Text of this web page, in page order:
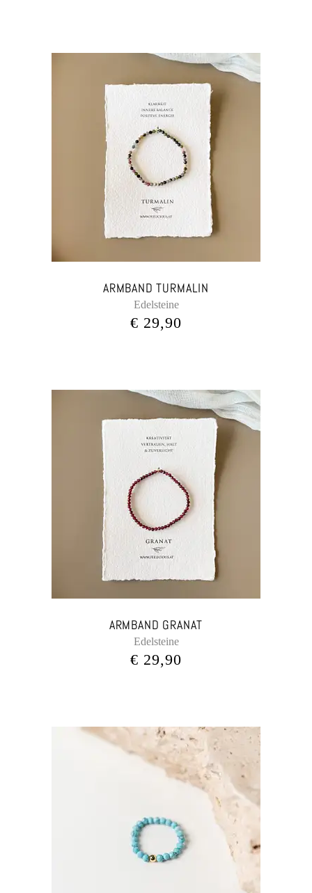
ARMBAND TURMALIN
Edelsteine
€ 29,90
ARMBAND GRANAT
Edelsteine
€ 29,90